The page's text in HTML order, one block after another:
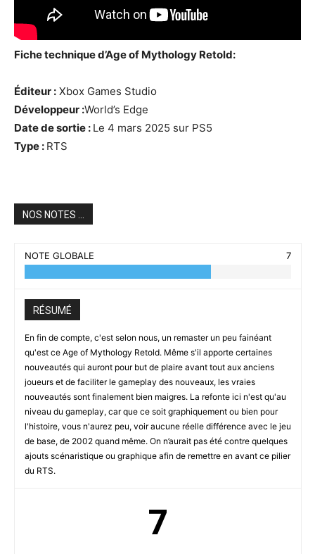
Fiche technique d’Age of Mythology Retold:
Éditeur : Xbox Games Studio
Développeur :World’s Edge
Date de sortie : Le 4 mars 2025 sur PS5
Type : RTS
NOS NOTES ...
NOTE GLOBALE 7
RÉSUMÉ
En fin de compte, c'est selon nous, un remaster un peu fainéant
qu'est ce Age of Mythology Retold. Même s'il apporte certaines
nouveautés qui auront pour but de plaire avant tout aux anciens
joueurs et de faciliter le gameplay des nouveaux, les vraies
nouveautés sont finalement bien maigres. La refonte ici n'est qu'au
niveau du gameplay, car que ce soit graphiquement ou bien pour
l'histoire, vous n'aurez peu, voir aucune réelle différence avec le jeu
de base, de 2002 quand même. On n’aurait pas été contre quelques
ajouts scénaristique ou graphique afin de remettre en avant ce pilier
du RTS.
7